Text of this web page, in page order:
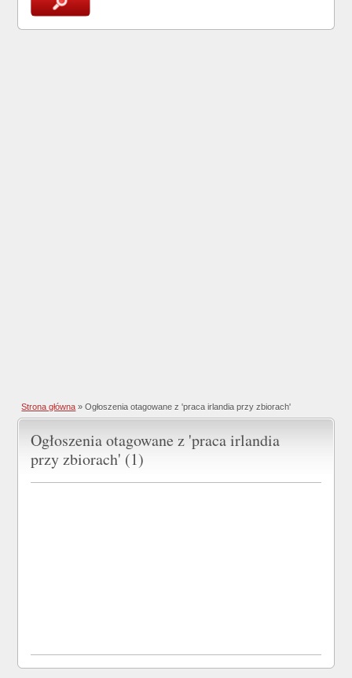
Strona główna »Ogłoszenia otagowane z 'praca irlandia przy zbiorach'
Ogłoszenia otagowane z 'praca irlandia
przy zbiorach' (1)